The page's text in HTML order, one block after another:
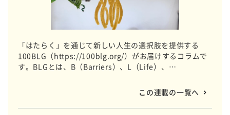
「はたらく」を通じて新しい人生の選択肢を提供する
100BLG（https://100blg.org/）がお届けするコラムで
す。BLGとは、B（Barriers）、L（Life）、
を通じてメンバーと一緒に企業と協働しながら想いをカ
タチにしています。 全国のBLGのいつもの日常をお届け
します。
この連載の一覧へ